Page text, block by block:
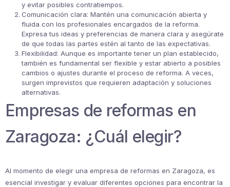
y evitar posibles contratiempos.
Comunicación clara: Mantén una comunicación abierta y
fluida con los profesionales encargados de la reforma.
Expresa tus ideas y preferencias de manera clara y asegúrate
de que todas las partes estén al tanto de las expectativas.
Flexibilidad: Aunque es importante tener un plan establecido,
también es fundamental ser flexible y estar abierto a posibles
cambios o ajustes durante el proceso de reforma. A veces,
surgen imprevistos que requieren adaptación y soluciones
alternativas.
Empresas de reformas en
Zaragoza: ¿Cuál elegir?
Al momento de elegir una empresa de reformas en Zaragoza, es
esencial investigar y evaluar diferentes opciones para encontrar la